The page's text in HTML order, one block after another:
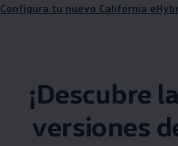
Configura tu nuevo California
¡Descubre
versiones